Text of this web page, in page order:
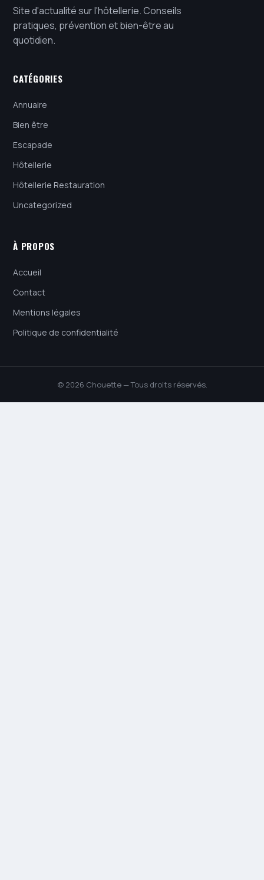
Site d'actualité sur l'hôtellerie. Conseils
pratiques, prévention et bien-être au
quotidien.
CATÉGORIES
Annuaire
Bien être
Escapade
Hôtellerie
Hôtellerie Restauration
Uncategorized
À PROPOS
Accueil
Contact
Mentions légales
Politique de confidentialité
© 2026 Chouette — Tous droits réservés.